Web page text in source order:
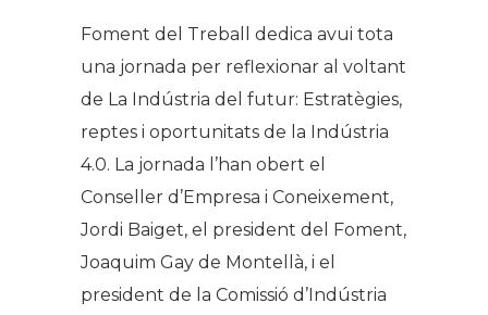
Foment del Treball dedica avui tota
una jornada per reflexionar al voltant
de La Indústria del futur: Estratègies,
reptes i oportunitats de la Indústria
4.0. La jornada l’han obert el
Conseller d’Empresa i Coneixement,
Jordi Baiget, el president del Foment,
Joaquim Gay de Montellà, i el
president de la Comissió d’Indústria